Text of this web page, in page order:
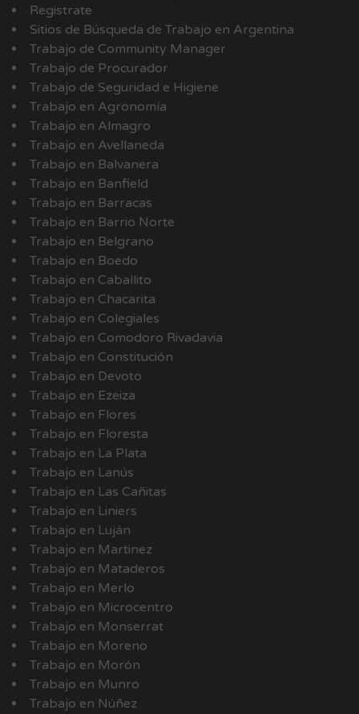
Registrate
Sitios de Búsqueda de Trabajo en Argentina
Trabajo de Community Manager
Trabajo de Procurador
Trabajo de Seguridad e Higiene
Trabajo en Agronomía
Trabajo en Almagro
Trabajo en Avellaneda
Trabajo en Balvanera
Trabajo en Banfield
Trabajo en Barracas
Trabajo en Barrio Norte
Trabajo en Belgrano
Trabajo en Boedo
Trabajo en Caballito
Trabajo en Chacarita
Trabajo en Colegiales
Trabajo en Comodoro Rivadavia
Trabajo en Constitución
Trabajo en Devoto
Trabajo en Ezeiza
Trabajo en Flores
Trabajo en Floresta
Trabajo en La Plata
Trabajo en Lanús
Trabajo en Las Cañitas
Trabajo en Liniers
Trabajo en Luján
Trabajo en Martinez
Trabajo en Mataderos
Trabajo en Merlo
Trabajo en Microcentro
Trabajo en Monserrat
Trabajo en Moreno
Trabajo en Morón
Trabajo en Munro
Trabajo en Núñez